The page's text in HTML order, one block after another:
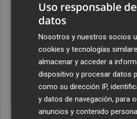
Uso responsable
datos
Nosotros y nuestros socios
cookies y tecnologías
almacenar y acceder a
dispositivo y procesar datos
como su dirección IP,
y datos de navegación, para
anuncios y contenido